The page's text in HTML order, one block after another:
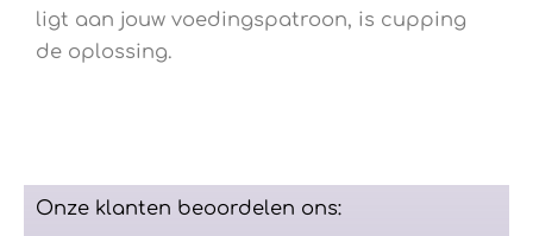
ligt aan jouw voedingspatroon, is cupping
de oplossing.
Onze klanten beoordelen ons: